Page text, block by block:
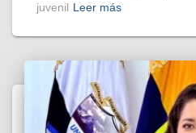
juvenil Leer más